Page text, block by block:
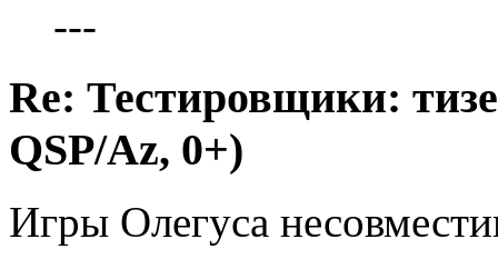
---
Re: Тестировщики:
QSP/Az, 0+)
Игры Олегуса